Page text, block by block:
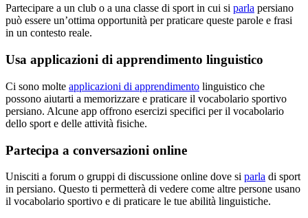
Partecipare a un club o a una classe di sport in cui si parla persiano
può essere un’ottima opportunità per praticare queste parole e frasi
in un contesto reale.
Usa applicazioni di apprendimento linguistico
Ci sono molte applicazioni di apprendimento linguistico che
possono aiutarti a memorizzare e praticare il vocabolario sportivo
persiano. Alcune app offrono esercizi specifici per il vocabolario
dello sport e delle attività fisiche.
Partecipa a conversazioni online
Unisciti a forum o gruppi di discussione online dove si parla di sport
in persiano. Questo ti permetterà di vedere come altre persone usano
il vocabolario sportivo e di praticare le tue abilità linguistiche.